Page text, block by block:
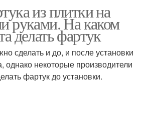
фартуке
Плитка для кухонного
фартука
из плитки на
руками. На каком
делать фартук
сделать и до, и после установки
однако некоторые производители
фартук до установки.